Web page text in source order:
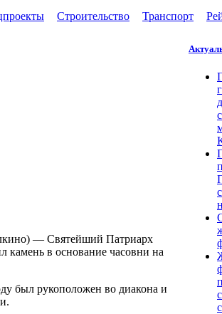
Строительство Транспорт
— Святейший Патриарх
камень в основание часовни на
был рукоположен во диакона и